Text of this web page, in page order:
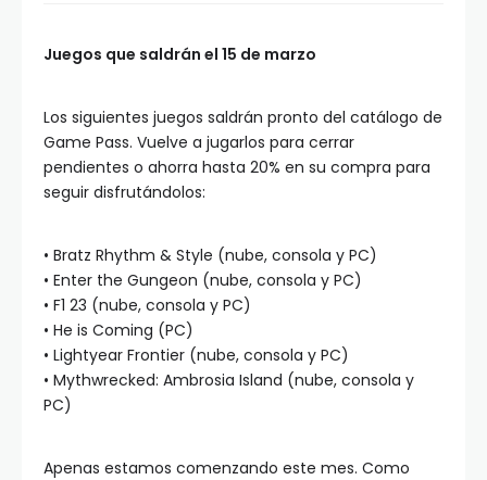
Juegos que saldrán el 15 de marzo
Los siguientes juegos saldrán pronto del catálogo de
Game Pass. Vuelve a jugarlos para cerrar
pendientes o ahorra hasta 20% en su compra para
seguir disfrutándolos:
• Bratz Rhythm & Style (nube, consola y PC)
• Enter the Gungeon (nube, consola y PC)
• F1 23 (nube, consola y PC)
• He is Coming (PC)
• Lightyear Frontier (nube, consola y PC)
• Mythwrecked: Ambrosia Island (nube, consola y
PC)
Apenas estamos comenzando este mes. Como